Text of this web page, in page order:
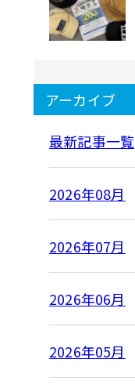
アーカイブ
最新記事一覧
2026年08月
2026年07月
2026年06月
2026年05月